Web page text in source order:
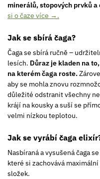
minerálů, stopových prvků
si o čaze více →.
Jak se sbírá čaga?
Čaga se sbírá ručně –
lesích. Důraz je kladen na
na kterém čaga roste.
aby se mohla znovu
důležité odstranit všechny
krájí na kousky a suší se
velmi nízkou teplotou.
Jak se vyrábí čaga
Nasbíraná a vysušená čaga
které si zachovává
složek.